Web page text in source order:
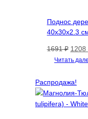
Поднос
40х30х2.3
1691₽
цена
1691
1208
Читать
Распродажа!